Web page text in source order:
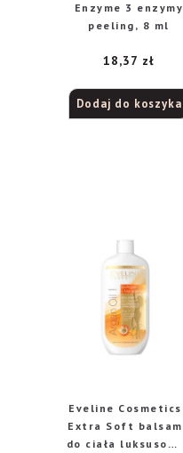
Enzyme 3 enzymy
peeling, 8 ml
18,37 zł
Dodaj do koszyka
Eveline Cosmetics
Extra Soft balsam
do ciała luksusowy